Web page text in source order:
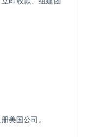
美国公司。